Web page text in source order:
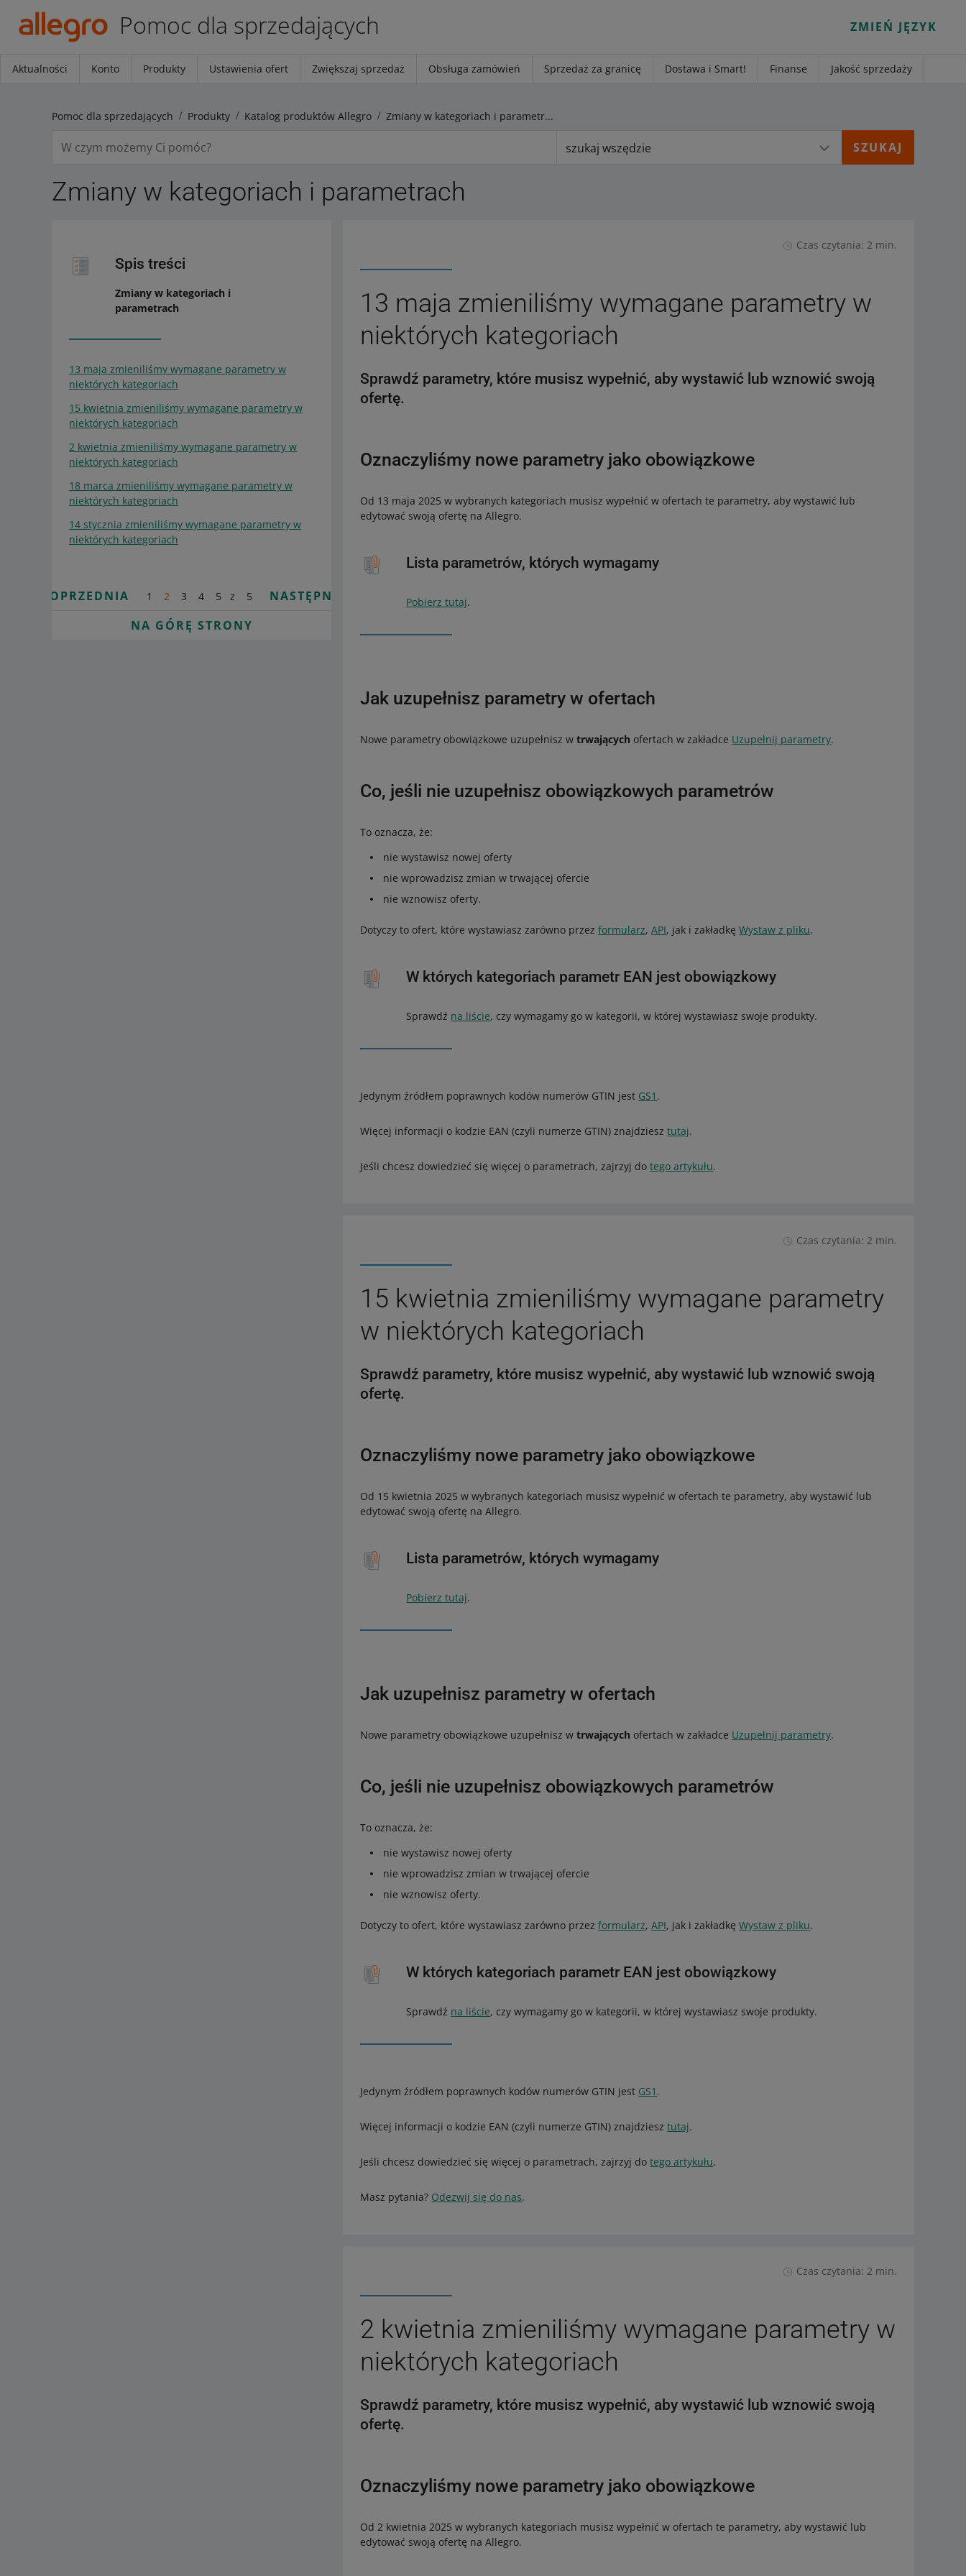
Pomoc dla sprzedających ZMIEŃ JĘZYK
Aktualności Konto Produkty Ustawienia ofert Zwiększaj sprzedaż Obsługa zamówień Sprzedaż za granicę Dostawa i Smart! Finanse Jakość sprzedaży
Pomoc dla sprzedających Produkty Katalog produktów Allegro Zmiany w kategoriach i parametrach
szukaj wszędzie
Zmiany w kategoriach i parametrach
Spis treści
Zmiany w kategoriach i
parametrach
13 maja zmieniliśmy wymagane parametry w
niektórych kategoriach
15 kwietnia zmieniliśmy wymagane parametry w
niektórych kategoriach
2 kwietnia zmieniliśmy wymagane parametry w
niektórych kategoriach
18 marca zmieniliśmy wymagane parametry w
niektórych kategoriach
14 stycznia zmieniliśmy wymagane parametry w
niektórych kategoriach
POPRZEDNIA 1 2 3 4 5 z 5
NASTĘPNA
NA GÓRĘ STRONY
Czas czytania: 2 min.
13 maja zmieniliśmy wymagane parametry w
niektórych kategoriach
Sprawdź parametry, które musisz wypełnić, aby wystawić lub wznowić swoją
ofertę.
Oznaczyliśmy nowe parametry jako obowiązkowe
Od 13 maja 2025 w wybranych kategoriach musisz wypełnić w ofertach te parametry, aby wystawić lub
edytować swoją ofertę na Allegro.
Lista parametrów, których wymagamy
Pobierz tutaj.
Jak uzupełnisz parametry w ofertach
Nowe parametry obowiązkowe uzupełnisz wtrwających ofertach w zakładce Uzupełnij parametry.
Co, jeśli nie uzupełnisz obowiązkowych parametrów
To oznacza, że:
nie wystawisz nowej oferty
nie wprowadzisz zmian w trwającej ofercie
nie wznowisz oferty.
Dotyczy to ofert, które wystawiasz zarówno przezformularz,API, jak i zakładkęWystaw z pliku.
W których kategoriach parametr EAN jest obowiązkowy
Sprawdź na liście, czy wymagamy go w kategorii, w której wystawiasz swoje produkty.
Jedynym źródłem poprawnych kodów numerów GTIN jest GS1 .
Więcej informacji o kodzie EAN (czyli numerze GTIN) znajdziesztutaj.
Jeśli chcesz dowiedzieć się więcej o parametrach, zajrzyj dotego artykułu.
Czas czytania: 2 min.
15 kwietnia zmieniliśmy wymagane parametry
w niektórych kategoriach
Sprawdź parametry, które musisz wypełnić, aby wystawić lub wznowić swoją
ofertę.
Oznaczyliśmy nowe parametry jako obowiązkowe
Od 15 kwietnia 2025 w wybranych kategoriach musisz wypełnić w ofertach te parametry, aby wystawić lub
edytować swoją ofertę na Allegro.
Lista parametrów, których wymagamy
Pobierz tutaj.
Jak uzupełnisz parametry w ofertach
Nowe parametry obowiązkowe uzupełnisz wtrwających ofertach w zakładce Uzupełnij parametry.
Co, jeśli nie uzupełnisz obowiązkowych parametrów
To oznacza, że:
nie wystawisz nowej oferty
nie wprowadzisz zmian w trwającej ofercie
nie wznowisz oferty.
Dotyczy to ofert, które wystawiasz zarówno przezformularz,API, jak i zakładkęWystaw z pliku.
W których kategoriach parametr EAN jest obowiązkowy
Sprawdź na liście, czy wymagamy go w kategorii, w której wystawiasz swoje produkty.
Jedynym źródłem poprawnych kodów numerów GTIN jest GS1 .
Więcej informacji o kodzie EAN (czyli numerze GTIN) znajdziesztutaj.
Jeśli chcesz dowiedzieć się więcej o parametrach, zajrzyj dotego artykułu.
Masz pytania? Odezwij się do nas.
Czas czytania: 2 min.
2 kwietnia zmieniliśmy wymagane parametry w
niektórych kategoriach
Sprawdź parametry, które musisz wypełnić, aby wystawić lub wznowić swoją
ofertę.
Oznaczyliśmy nowe parametry jako obowiązkowe
Od 2 kwietnia 2025 w wybranych kategoriach musisz wypełnić w ofertach te parametry, aby wystawić lub
edytować swoją ofertę na Allegro.